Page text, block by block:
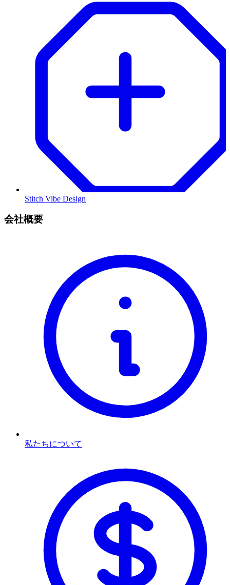
Stitch Vibe Design
会社概要
私たちについて